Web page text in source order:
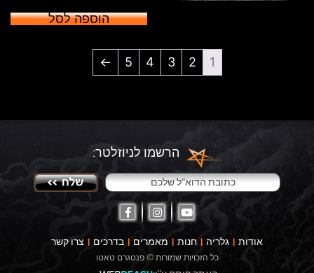
הוספה לסל
1
2
3
4
5
←
הרשמו לניוזלטר:
כל הזכויות שמורות © פנטגרם טאטו
אודות גלריה חנות מאמרים בדרכים צרו קשר